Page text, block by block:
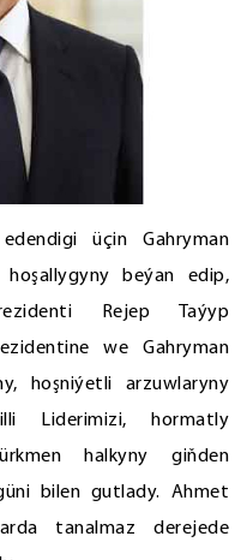
üçin Gahryman
beýan edip,
Rejep Taýyp
we Gahryman
hoşniýetli arzuwlaryny
Liderimizi, hormatly
halkyny giňden
bilen gutlady. Ahmet
tanalmaz derejede